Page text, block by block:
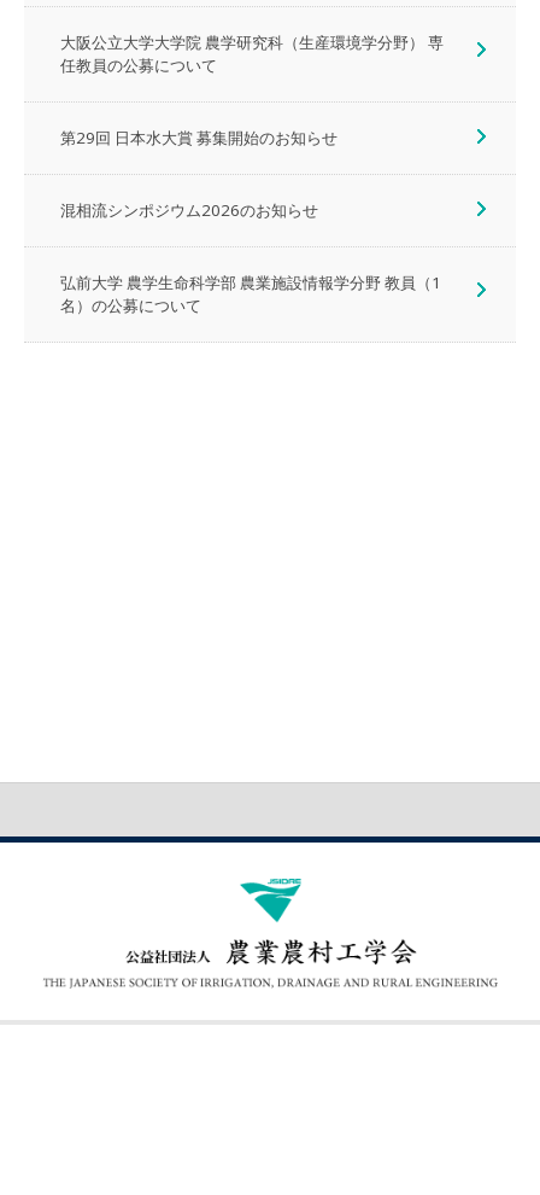
大阪公立大学大学院 農学研究科（生産環境学分野） 専
任教員の公募について
第29回 日本水大賞 募集開始のお知らせ
混相流シンポジウム2026のお知らせ
弘前大学 農学生命科学部 農業施設情報学分野 教員（1
名）の公募について